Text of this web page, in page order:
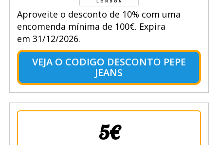
Aproveite o desconto de 10% com uma
encomenda mínima de 100€. Expira
em 31/12/2026.
VEJA O CODIGO DESCONTO PEPE
JEANS
5€